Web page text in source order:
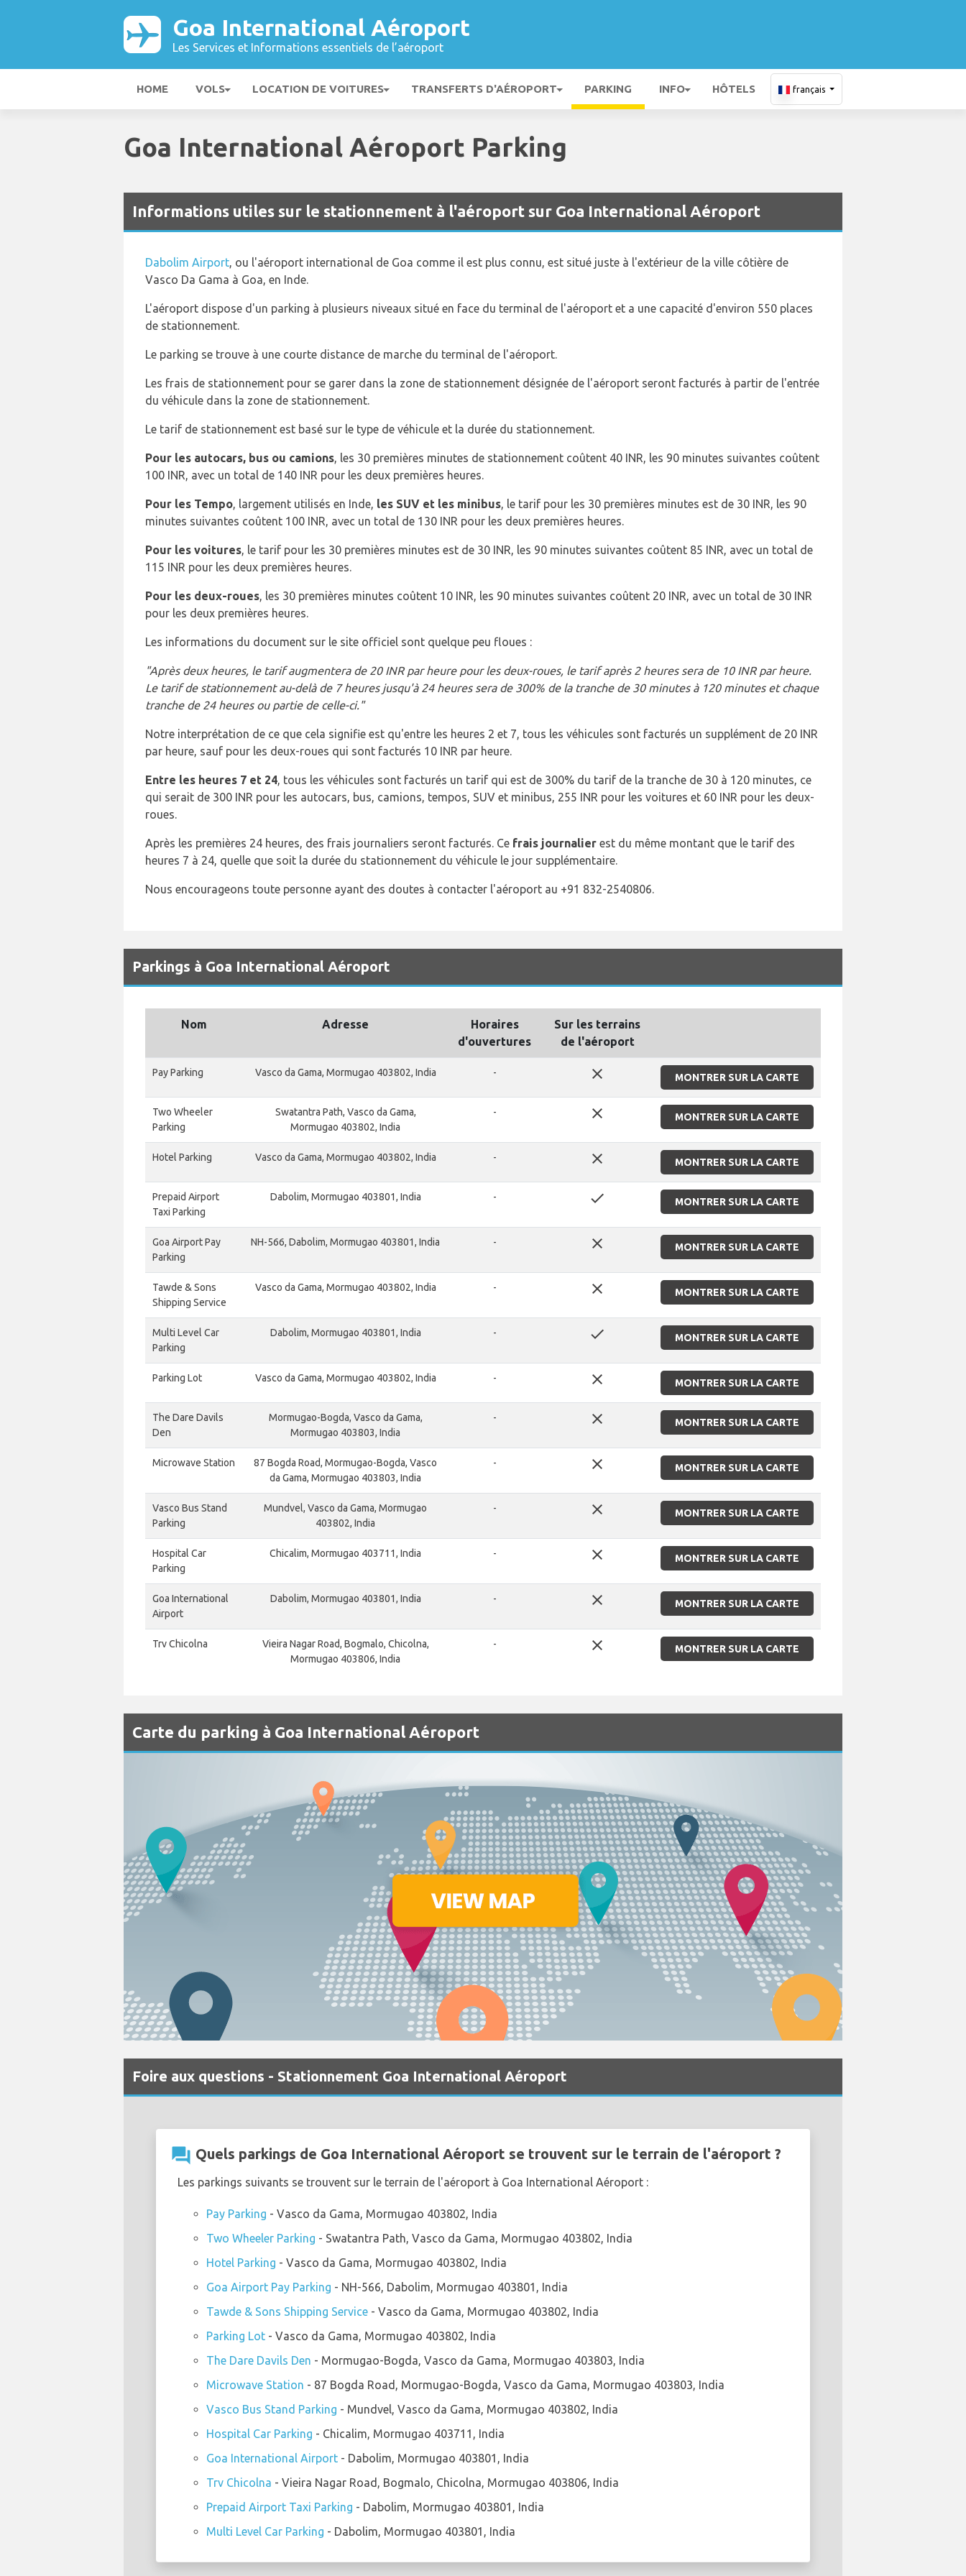
Goa International Aéroport
Les Services et Informations essentiels de l’aéroport
HOME VOLS LOCATION DE VOITURES TRANSFERTS D'AÉROPORT PARKING INFO HÔTELS français
Goa International Aéroport Parking
Informations utiles sur le stationnement à l'aéroport sur Goa International Aéroport
Dabolim Airport, ou l'aéroport international de Goa comme il est plus connu, est situé juste à l'extérieur de la ville côtière de
Vasco Da Gama à Goa, en Inde.
L'aéroport dispose d'un parking à plusieurs niveaux situé en face du terminal de l'aéroport et a une capacité d'environ 550 places
de stationnement.
Le parking se trouve à une courte distance de marche du terminal de l'aéroport.
Les frais de stationnement pour se garer dans la zone de stationnement désignée de l'aéroport seront facturés à partir de l'entrée
du véhicule dans la zone de stationnement.
Le tarif de stationnement est basé sur le type de véhicule et la durée du stationnement.
Pour les autocars, bus ou camions, les 30 premières minutes de stationnement coûtent 40 INR, les 90 minutes suivantes coûtent
100 INR, avec un total de 140 INR pour les deux premières heures.
Pour les Tempo, largement utilisés en Inde, les SUV et les minibus, le tarif pour les 30 premières minutes est de 30 INR, les 90
minutes suivantes coûtent 100 INR, avec un total de 130 INR pour les deux premières heures.
Pour les voitures, le tarif pour les 30 premières minutes est de 30 INR, les 90 minutes suivantes coûtent 85 INR, avec un total de
115 INR pour les deux premières heures.
Pour les deux-roues, les 30 premières minutes coûtent 10 INR, les 90 minutes suivantes coûtent 20 INR, avec un total de 30 INR
pour les deux premières heures.
Les informations du document sur le site officiel sont quelque peu floues :
"Après deux heures, le tarif augmentera de 20 INR par heure pour les deux-roues, le tarif après 2 heures sera de 10 INR par heure.
Le tarif de stationnement au-delà de 7 heures jusqu'à 24 heures sera de 300% de la tranche de 30 minutes à 120 minutes et chaque
tranche de 24 heures ou partie de celle-ci."
Notre interprétation de ce que cela signifie est qu'entre les heures 2 et 7, tous les véhicules sont facturés un supplément de 20 INR
par heure, sauf pour les deux-roues qui sont facturés 10 INR par heure.
Entre les heures 7 et 24, tous les véhicules sont facturés un tarif qui est de 300% du tarif de la tranche de 30 à 120 minutes, ce
qui serait de 300 INR pour les autocars, bus, camions, tempos, SUV et minibus, 255 INR pour les voitures et 60 INR pour les deux-
roues.
Après les premières 24 heures, des frais journaliers seront facturés. Ce frais journalier est du même montant que le tarif des
heures 7 à 24, quelle que soit la durée du stationnement du véhicule le jour supplémentaire.
Nous encourageons toute personne ayant des doutes à contacter l'aéroport au +91 832-2540806.
Parkings à Goa International Aéroport
Nom Adresse
Horaires
d'ouvertures
Sur les terrains
de l'aéroport
Pay Parking Vasco da Gama, Mormugao 403802, India - close MONTRER SUR LA CARTE
Two Wheeler
Parking
Swatantra Path, Vasco da Gama,
Mormugao 403802, India
- close MONTRER SUR LA CARTE
Hotel Parking Vasco da Gama, Mormugao 403802, India - close MONTRER SUR LA CARTE
Prepaid Airport
Taxi Parking
Dabolim, Mormugao 403801, India - done MONTRER SUR LA CARTE
Goa Airport Pay
Parking
NH-566, Dabolim, Mormugao 403801, India - close MONTRER SUR LA CARTE
Tawde & Sons
Shipping Service
Vasco da Gama, Mormugao 403802, India - close MONTRER SUR LA CARTE
Multi Level Car
Parking
Dabolim, Mormugao 403801, India - done MONTRER SUR LA CARTE
Parking Lot Vasco da Gama, Mormugao 403802, India - close MONTRER SUR LA CARTE
The Dare Davils
Den
Mormugao-Bogda, Vasco da Gama,
Mormugao 403803, India
- close MONTRER SUR LA CARTE
Microwave Station
87 Bogda Road, Mormugao-Bogda, Vasco
da Gama, Mormugao 403803, India
- close MONTRER SUR LA CARTE
Vasco Bus Stand
Parking
Mundvel, Vasco da Gama, Mormugao
403802, India
- close MONTRER SUR LA CARTE
Hospital Car
Parking
Chicalim, Mormugao 403711, India - close MONTRER SUR LA CARTE
Goa International
Airport
Dabolim, Mormugao 403801, India - close MONTRER SUR LA CARTE
Trv Chicolna
Vieira Nagar Road, Bogmalo, Chicolna,
Mormugao 403806, India
- close MONTRER SUR LA CARTE
Carte du parking à Goa International Aéroport
Foire aux questions - Stationnement Goa International Aéroport
question_answer Quels parkings de Goa International Aéroport se trouvent sur le terrain de l'aéroport ?
Les parkings suivants se trouvent sur le terrain de l'aéroport à Goa International Aéroport :
Pay Parking - Vasco da Gama, Mormugao 403802, India
Two Wheeler Parking - Swatantra Path, Vasco da Gama, Mormugao 403802, India
Hotel Parking - Vasco da Gama, Mormugao 403802, India
Goa Airport Pay Parking - NH-566, Dabolim, Mormugao 403801, India
Tawde & Sons Shipping Service - Vasco da Gama, Mormugao 403802, India
Parking Lot - Vasco da Gama, Mormugao 403802, India
The Dare Davils Den - Mormugao-Bogda, Vasco da Gama, Mormugao 403803, India
Microwave Station - 87 Bogda Road, Mormugao-Bogda, Vasco da Gama, Mormugao 403803, India
Vasco Bus Stand Parking - Mundvel, Vasco da Gama, Mormugao 403802, India
Hospital Car Parking - Chicalim, Mormugao 403711, India
Goa International Airport - Dabolim, Mormugao 403801, India
Trv Chicolna - Vieira Nagar Road, Bogmalo, Chicolna, Mormugao 403806, India
Prepaid Airport Taxi Parking - Dabolim, Mormugao 403801, India
Multi Level Car Parking - Dabolim, Mormugao 403801, India